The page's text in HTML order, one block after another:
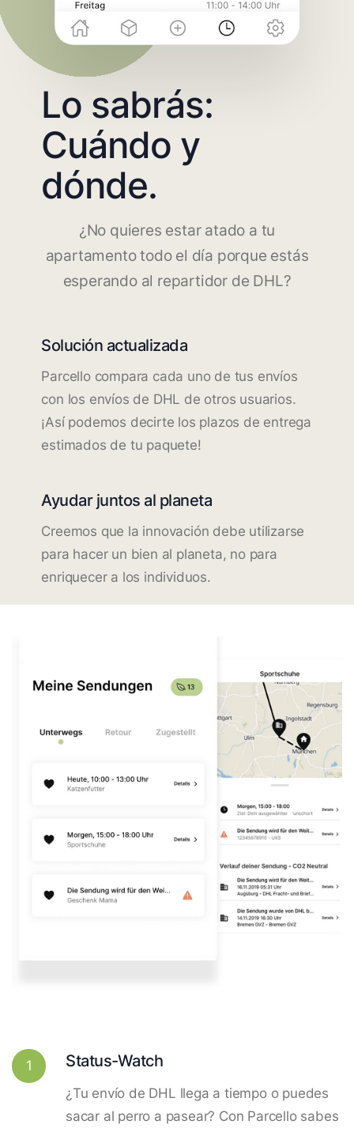
Lo sabrás:
Cuándo y
dónde.
¿No quieres estar atado a tu
apartamento todo el día porque estás
esperando al repartidor de DHL?
Solución actualizada
Parcello compara cada uno de tus envíos
con los envíos de DHL de otros usuarios.
¡Así podemos decirte los plazos de entrega
estimados de tu paquete!
Ayudar juntos al planeta
Creemos que la innovación debe utilizarse
para hacer un bien al planeta, no para
enriquecer a los individuos.
1 Status-Watch
¿Tu envío de DHL llega a tiempo o puedes
sacar al perro a pasear? Con Parcello sabes